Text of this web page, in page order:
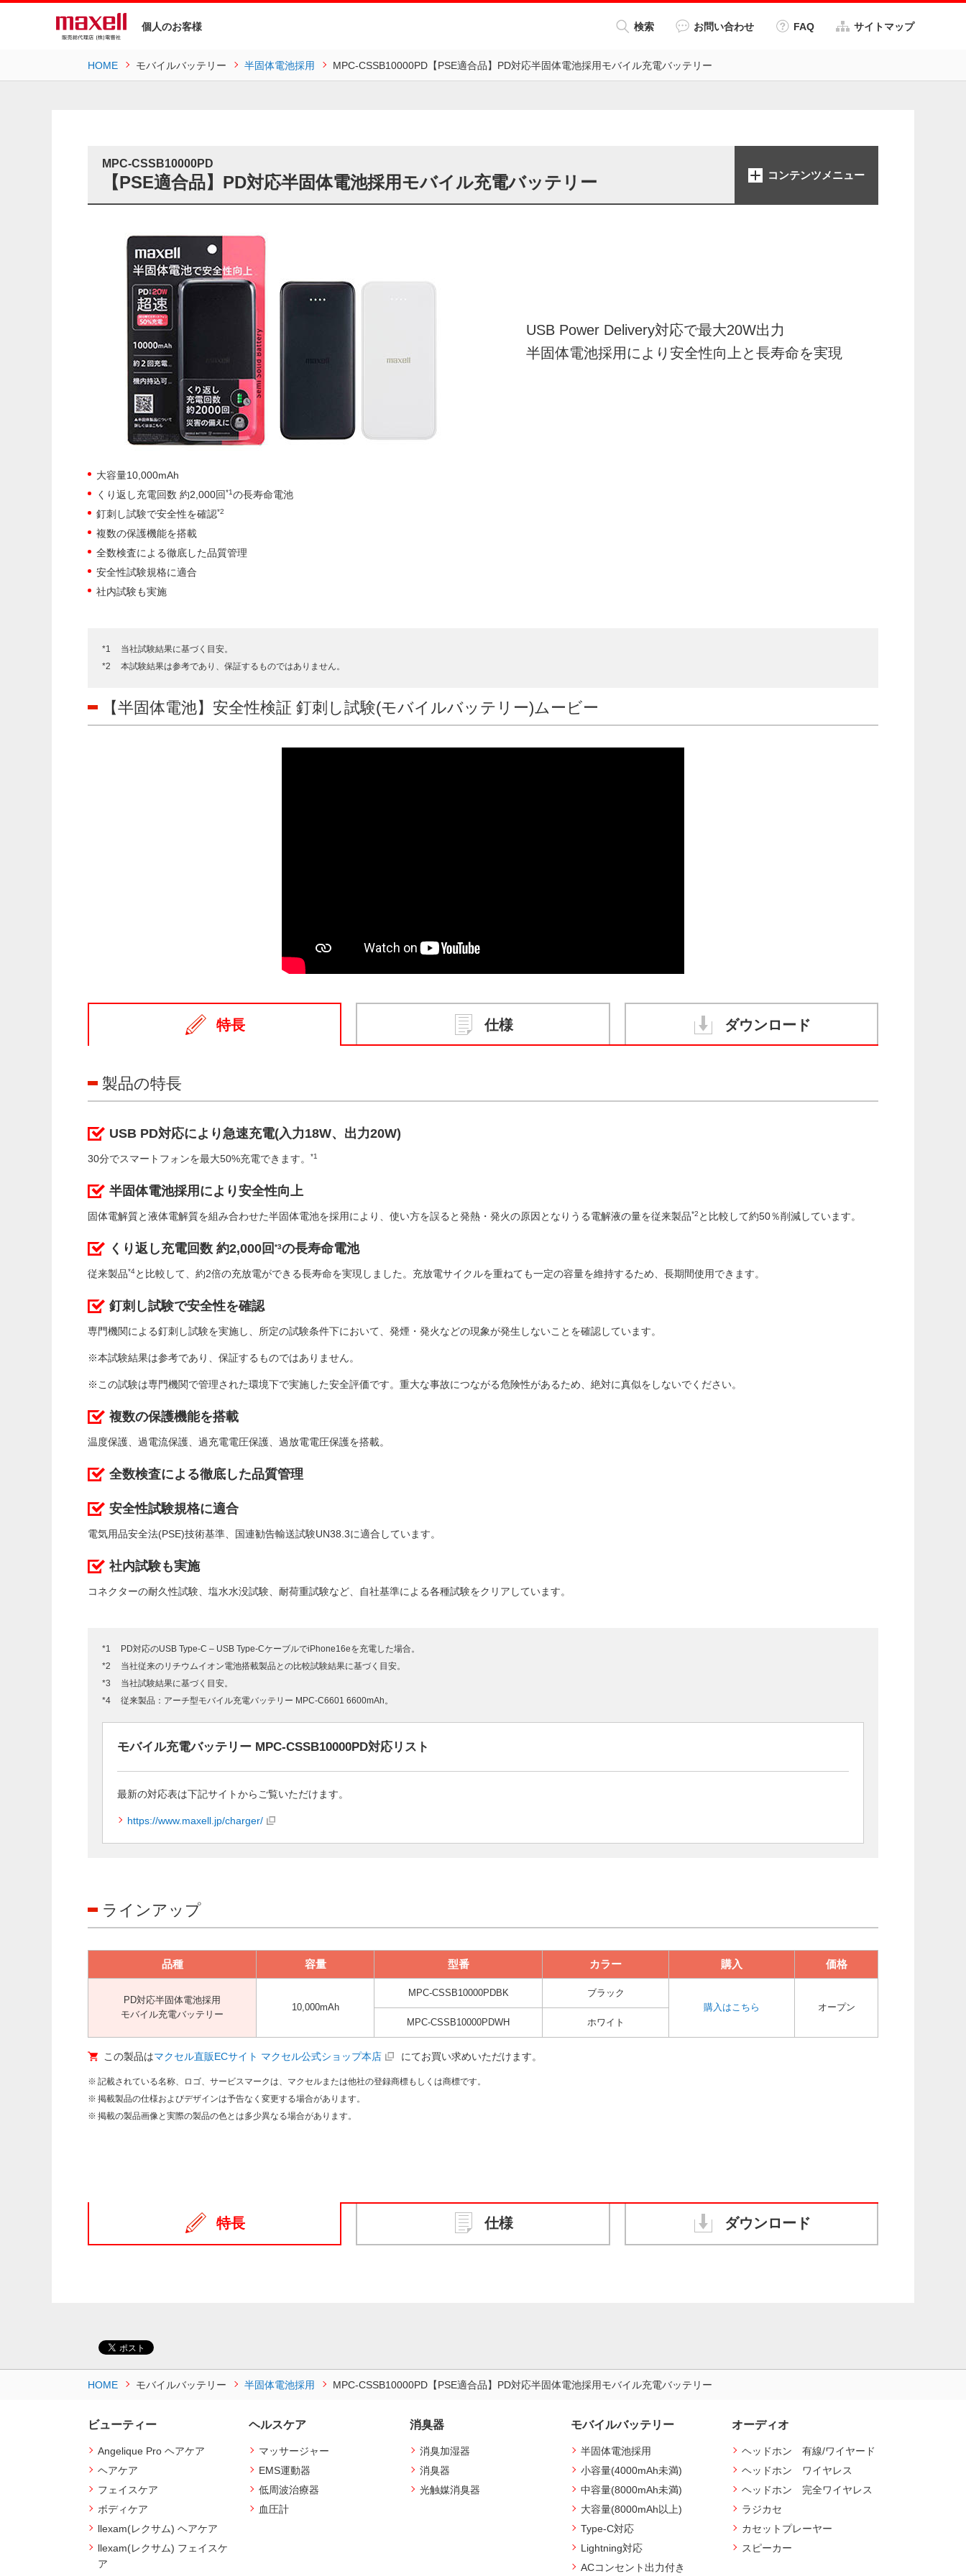
個人のお客様 検索 お問い合わせ FAQ サイトマップ
HOME モバイルバッテリー 半固体電池採用 MPC-CSSB10000PD【PSE適合品】PD対応半固体電池採用モバイル充電バッテリー
MPC-CSSB10000PD
【PSE適合品】PD対応半固体電池採用モバイル充電バッテリー コンテンツメニュー
USB Power Delivery対応で最大20W出力
半固体電池採用により安全性向上と長寿命を実現
大容量10,000mAh
くり返し充電回数 約2,000回*1の長寿命電池
釘刺し試験で安全性を確認*2
複数の保護機能を搭載
全数検査による徹底した品質管理
安全性試験規格に適合
社内試験も実施
当社試験結果に基づく目安。
本試験結果は参考であり、保証するものではありません。
【半固体電池】安全性検証 釘刺し試験(モバイルバッテリー)ムービー
特長 仕様 ダウンロード
製品の特長
USB PD対応により急速充電(入力18W、出力20W)
30分でスマートフォンを最大50%充電できます。 *1
半固体電池採用により安全性向上
固体電解質と液体電解質を組み合わせた半固体電池を採用により、使い方を誤ると発熱・発火の原因となりうる電解液の量を従来製品*2 と比較して約50％削減しています。
くり返し充電回数 約2,000回 *3の長寿命電池
従来製品*4と比較して、約2倍の充放電ができる長寿命を実現しました。充放電サイクルを重ねても一定の容量を維持するため、長期間使用できます。
釘刺し試験で安全性を確認
専門機関による釘刺し試験を実施し、所定の試験条件下において、発煙・発火などの現象が発生しないことを確認しています。
※本試験結果は参考であり、保証するものではありません。
※この試験は専門機関で管理された環境下で実施した安全評価です。重大な事故につながる危険性があるため、絶対に真似をしないでください。
複数の保護機能を搭載
温度保護、過電流保護、過充電電圧保護、過放電電圧保護を搭載。
全数検査による徹底した品質管理
安全性試験規格に適合
電気用品安全法(PSE)技術基準、国連勧告輸送試験UN38.3に適合しています。
社内試験も実施
コネクターの耐久性試験、塩水水没試験、耐荷重試験など、自社基準による各種試験をクリアしています。
PD対応のUSB Type-C – USB Type-CケーブルでiPhone16eを充電した場合。
当社従来のリチウムイオン電池搭載製品との比較試験結果に基づく目安。
当社試験結果に基づく目安。
従来製品：アーチ型モバイル充電バッテリー MPC-C6601 6600mAh。
モバイル充電バッテリー MPC-CSSB10000PD対応リスト
最新の対応表は下記サイトからご覧いただけます。
https://www.maxell.jp/charger/
ラインアップ
品種 容量 型番 カラー 購入 価格
PD対応半固体電池採用
モバイル充電バッテリー
10,000mAh
MPC-CSSB10000PDBK
ブラック
購入はこちら
オープン
MPC-CSSB10000PDWH
ホワイト
この製品はマクセル直販ECサイト マクセル公式ショップ本店 にてお買い求めいただけます。
記載されている名称、ロゴ、サービスマークは、マクセルまたは他社の登録商標もしくは商標です。
掲載製品の仕様およびデザインは予告なく変更する場合があります。
掲載の製品画像と実際の製品の色とは多少異なる場合があります。
特長 仕様 ダウンロード
HOME モバイルバッテリー 半固体電池採用 MPC-CSSB10000PD【PSE適合品】PD対応半固体電池採用モバイル充電バッテリー
ビューティー
Angelique Pro ヘアケア
ヘアケア
フェイスケア
ボディケア
llexam(レクサム) ヘアケア
llexam(レクサム) フェイスケ
ア
ヘルスケア
マッサージャー
EMS運動器
低周波治療器
血圧計
消臭器
消臭加湿器
消臭器
光触媒消臭器
モバイルバッテリー
半固体電池採用
小容量(4000mAh未満)
中容量(8000mAh未満)
大容量(8000mAh以上)
Type-C対応
Lightning対応
ACコンセント出力付き
オーディオ
ヘッドホン 有線/ワイヤード
ヘッドホン ワイヤレス
ヘッドホン 完全ワイヤレス
ラジカセ
カセットプレーヤー
スピーカー